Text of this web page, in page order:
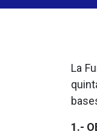
La
1.-